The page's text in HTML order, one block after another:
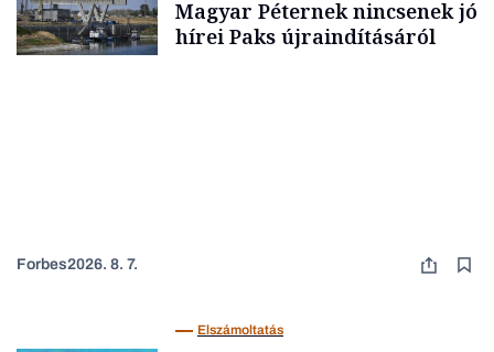
Magyar Péternek nincsenek jó
hírei Paks újraindításáról
Forbes2026. 8. 7.
Elszámoltatás